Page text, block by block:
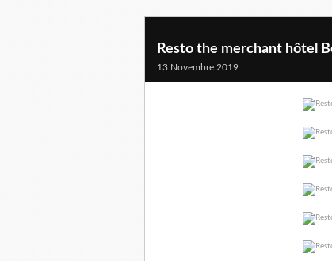
Resto the merchant hôtel
13 Novembre 2019